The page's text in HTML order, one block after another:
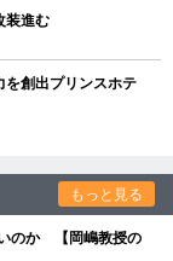
装進む
創出プリンスホテ
もっと見る
のか 【岡嶋教授の